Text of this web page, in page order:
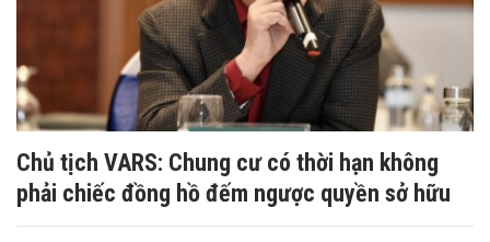
Chủ tịch VARS: Chung cư có thời hạn không
phải chiếc đồng hồ đếm ngược quyền sở hữu